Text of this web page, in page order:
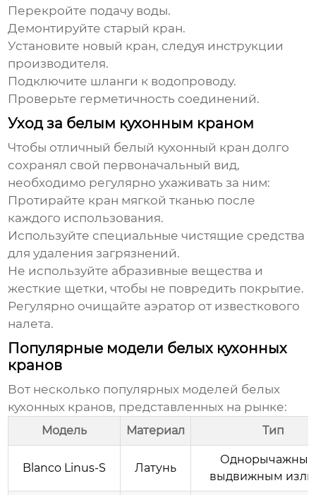
Перекройте подачу воды.
Демонтируйте старый кран.
Установите новый кран, следуя инструкции
производителя.
Подключите шланги к водопроводу.
Проверьте герметичность соединений.
Уход за белым кухонным краном
Чтобы отличный белый кухонный кран долго
сохранял свой первоначальный вид,
необходимо регулярно ухаживать за ним:
Протирайте кран мягкой тканью после
каждого использования.
Используйте специальные чистящие средства
для удаления загрязнений.
Не используйте абразивные вещества и
жесткие щетки, чтобы не повредить покрытие.
Регулярно очищайте аэратор от известкового
налета.
Популярные модели белых кухонных
кранов
Вот несколько популярных моделей белых
кухонных кранов, представленных на рынке:
Модель Материал Тип
Blanco Linus-S Латунь
выдвижным